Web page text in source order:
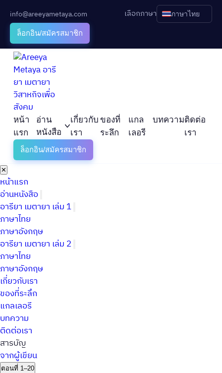
info@areeyametaya.com เลือกภาษา ภาษาไทย
ล็อกอิน/สมัครสมาชิก
หน้า
แรก
อ่าน
หนังสือ
เกี่ยวกับ
เรา
ของที่
ระลึก
แกล
เลอรี
บทความติดต่อ
เรา
ล็อกอิน/สมัครสมาชิก
✕
หน้าแรก
อ่านหนังสือ
อารียา เมตายา เล่ม 1
ภาษาไทย
ภาษาอังกฤษ
อารียา เมตายา เล่ม 2
ภาษาไทย
ภาษาอังกฤษ
เกี่ยวกับเรา
ของที่ระลึก
แกลเลอรี
บทความ
ติดต่อเรา
สารบัญ
จากผู้เขียน
ตอนที่ 1–20